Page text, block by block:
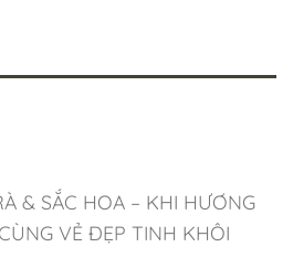
& SẮC HOA – KHI HƯƠNG
VẺ ĐẸP TINH KHÔI